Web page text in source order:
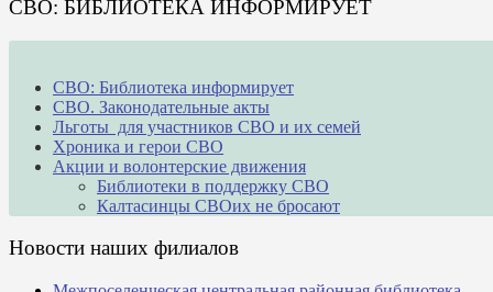
СВО: БИБЛИОТЕКА ИНФОРМИРУЕТ
СВО: Библиотека информирует
СВО. Законодательные акты
Льготы для участников СВО и их семей
Хроника и герои СВО
Акции и волонтерские движения
Библиотеки в поддержку СВО
Калтасинцы СВОих не бросают
Новости наших филиалов